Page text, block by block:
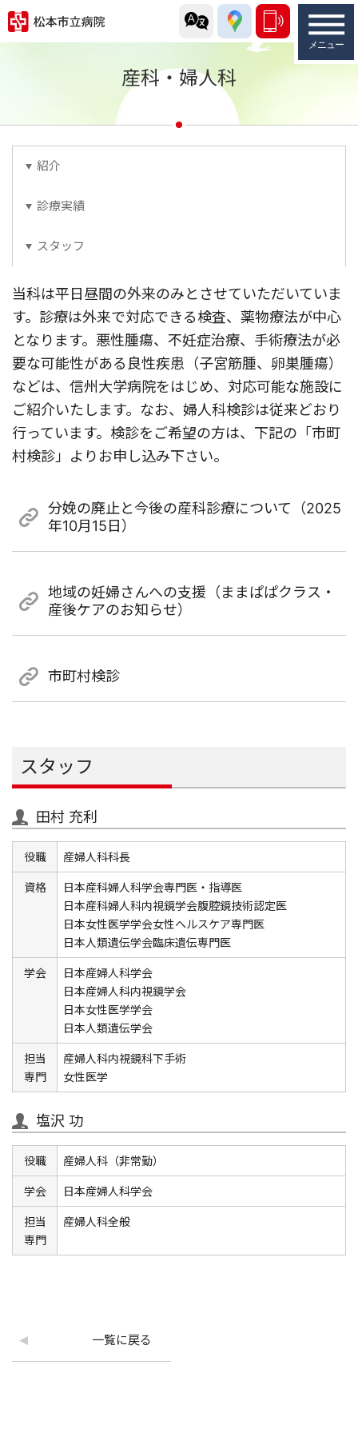
産科・婦人科
紹介
診療実績
スタッフ
当科は平日昼間の外来のみとさせていただいていま
す。診療は外来で対応できる検査、薬物療法が中心
となります。悪性腫瘍、不妊症治療、手術療法が必
要な可能性がある良性疾患（子宮筋腫、卵巣腫瘍）
などは、信州大学病院をはじめ、対応可能な施設に
ご紹介いたします。なお、婦人科検診は従来どおり
行っています。検診をご希望の方は、下記の「市町
村検診」よりお申し込み下さい。
分娩の廃止と今後の産科診療について（2025
年10月15日）
地域の妊婦さんへの支援（ままぱぱクラス・
産後ケアのお知らせ）
市町村検診
スタッフ
田村 充利
役職 産婦人科科長
資格
日本産科婦人科学会専門医・指導医
日本産科婦人科内視鏡学会腹腔鏡技術認定医
日本女性医学学会女性ヘルスケア専門医
日本人類遺伝学会臨床遺伝専門医
学会
日本産婦人科学会
日本産婦人科内視鏡学会
日本女性医学学会
日本人類遺伝学会
担当
専門
産婦人科内視鏡科下手術
女性医学
塩沢 功
役職 産婦人科（非常勤）
学会 日本産婦人科学会
担当
専門
産婦人科全般
一覧に戻る